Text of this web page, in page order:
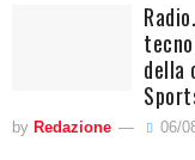
della
by Redazione 06/